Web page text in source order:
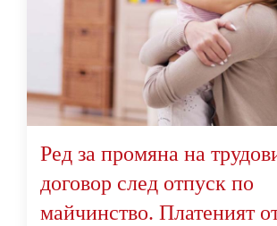
Ред за промяна на
договор след отпуск по
майчинство. Платеният